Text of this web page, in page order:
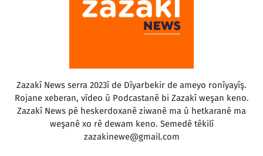
Zazakî News serra 2023î de Dîyarbekir de ameyo ronîyayîş.
Rojane xeberan, vîdeo û Podcastanê bi Zazakî weşan keno.
Zazakî News pê heskerdoxanê ziwanê ma û hetkaranê ma
weşanê xo rê dewam keno. Semedê têkilî
zazakinewe@gmail.com